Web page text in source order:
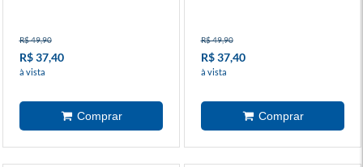
R$ 49,90
R$ 37,40
à vista
R$ 49,90
R$ 37,40
à vista